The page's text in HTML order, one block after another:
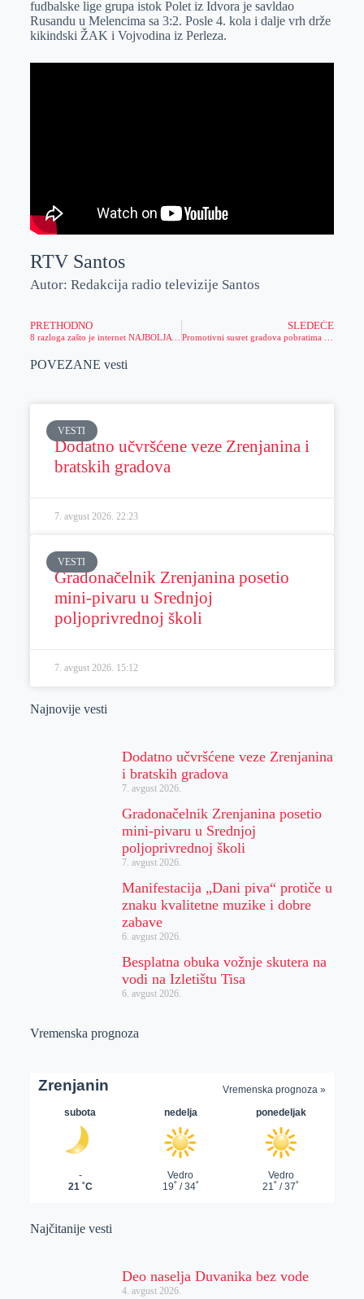
r
n
A
p
p
i
l
fudbalske lige grupa istok Polet iz Idvora je savldao
Rusandu u Melencima sa 3:2. Posle 4. kola i dalje vrh drže
kikindski ŽAK i Vojvodina iz Perleza.
RTV Santos
Autor: Redakcija radio televizije Santos
PRETHODNO
8 razloga zašto je internet NAJBOLJA STVAR koju je čovek izmislio
SLEDEĆE
POVEZANE vesti
VESTI
Dodatno učvršćene veze Zrenjanina i
bratskih gradova
7. avgust 2026. 22:23
VESTI
Gradonačelnik Zrenjanina posetio
mini-pivaru u Srednjoj
poljoprivrednoj školi
7. avgust 2026. 15:12
Najnovije vesti
Dodatno učvršćene veze Zrenjanina
i bratskih gradova
7. avgust 2026.
Gradonačelnik Zrenjanina posetio
mini-pivaru u Srednjoj
poljoprivrednoj školi
7. avgust 2026.
Manifestacija „Dani piva“ protiče u
znaku kvalitetne muzike i dobre
zabave
6. avgust 2026.
Besplatna obuka vožnje skutera na
vodi na Izletištu Tisa
6. avgust 2026.
Vremenska prognoza
Najčitanije vesti
Deo naselja Duvanika bez vode
4. avgust 2026.